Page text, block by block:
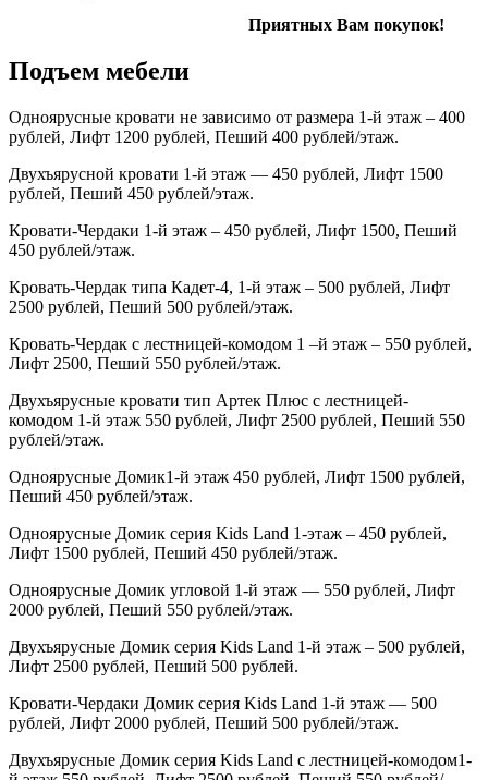
Приятных Вам покупок!
Подъем мебели
Одноярусные кровати не зависимо от размера 1-й этаж – 400
рублей, Лифт 1200 рублей, Пеший 400 рублей/этаж.
Двухъярусной кровати 1-й этаж — 450 рублей, Лифт 1500
рублей, Пеший 450 рублей/этаж.
Кровати-Чердаки 1-й этаж – 450 рублей, Лифт 1500, Пеший
450 рублей/этаж.
Кровать-Чердак типа Кадет-4, 1-й этаж – 500 рублей, Лифт
2500 рублей, Пеший 500 рублей/этаж.
Кровать-Чердак с лестницей-комодом 1 –й этаж – 550 рублей,
Лифт 2500, Пеший 550 рублей/этаж.
Двухъярусные кровати тип Артек Плюс с лестницей-
комодом 1-й этаж 550 рублей, Лифт 2500 рублей, Пеший 550
рублей/этаж.
Одноярусные Домик1-й этаж 450 рублей, Лифт 1500 рублей,
Пеший 450 рублей/этаж.
Одноярусные Домик серия Kids Land 1-этаж – 450 рублей,
Лифт 1500 рублей, Пеший 450 рублей/этаж.
Одноярусные Домик угловой 1-й этаж — 550 рублей, Лифт
2000 рублей, Пеший 550 рублей/этаж.
Двухъярусные Домик серия Kids Land 1-й этаж – 500 рублей,
Лифт 2500 рублей, Пеший 500 рублей.
Кровати-Чердаки Домик серия Kids Land 1-й этаж — 500
рублей, Лифт 2000 рублей, Пеший 500 рублей/этаж.
Двухъярусные Домик серия Kids Land с лестницей-комодом1-